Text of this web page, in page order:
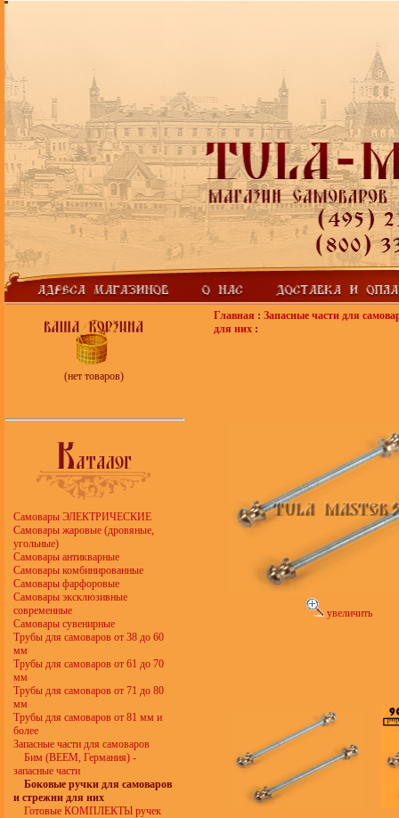
(нет товаров)
Самовары ЭЛЕКТРИЧЕСКИЕ
Самовары жаровые (дровяные,
угольные)
Самовары антикварные
Самовары комбинированные
Самовары фарфоровые
Самовары эксклюзивные
современные
Самовары сувенирные
Трубы для самоваров от 38 до 60
мм
Трубы для самоваров от 61 до 70
мм
Трубы для самоваров от 71 до 80
мм
Трубы для самоваров от 81 мм и
более
Запасные части для самоваров
Бим (BEEM, Германия) -
запасные части
Боковые ручки для самоваров
и стрежни для них
Готовые КОМПЛЕКТЫ ручек
Главная : Запасные части для
для них :
увеличить